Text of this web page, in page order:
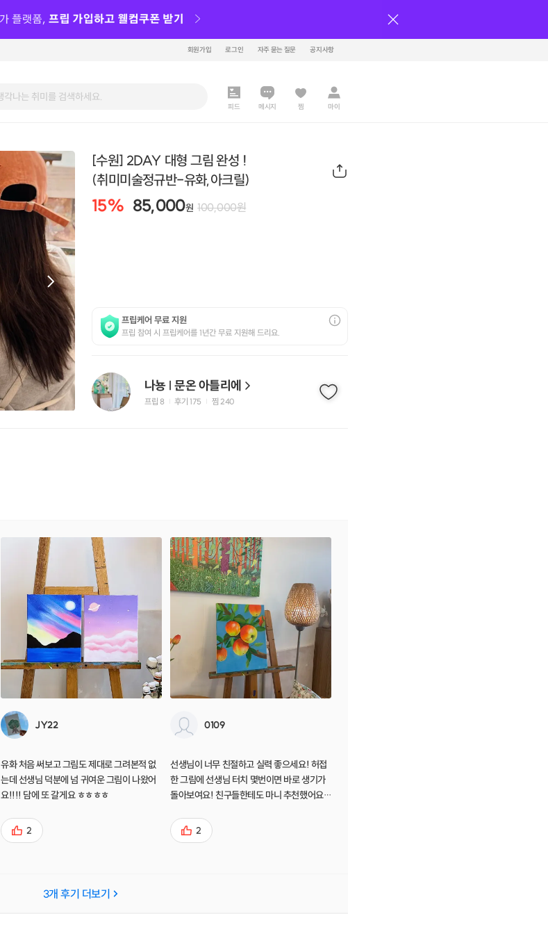
회원가입 로그인 자주 묻는 질문 공지사항
피드 메시지 찜 마이
[수원] 2DAY 대형 그림 완성 !
(취미미술정규반-유화,아크릴)
15% 85,000원 100,000원
프립케어 무료 지원
프립 참여 시 프립케어를 1년간 무료 지원해 드리요.
나뇽 | 문온 아틀리에
프립 8 후기 175 찜 240
JY22
유화 처음 써보고 그림도 제대로 그려본적 없
는데 선생님 덕분에 넘 귀여운 그림이 나왔어
요!!!! 담에 또 갈게요 ㅎㅎㅎㅎ
2
0109
선생님이 너무 친절하고 실력 좋으세요! 허접
한 그림에 선생님 터치 몇번이면 바로 생기가
돌아보여요! 친구들한테도 마니 추천했어요~
2
3개 후기 더보기